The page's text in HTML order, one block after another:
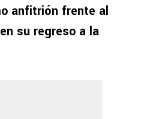
anfitrión frente al
su regreso a la